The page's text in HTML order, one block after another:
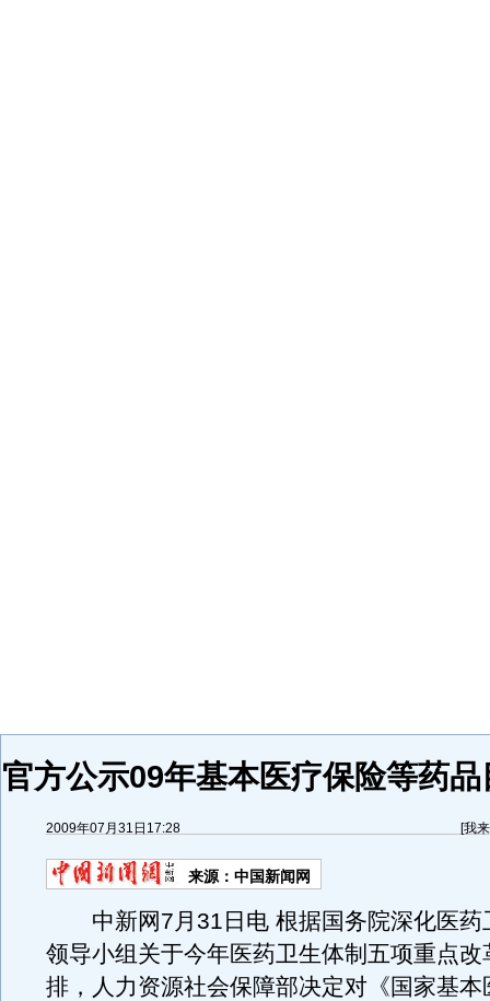
官方公示09年基本医疗保险等药
2009年07月31日17:28 [我
来源： 中国新闻网
中新网7月31日电 根据国务院深化医药
领导小组关于今年医药卫生体制五项重点改
排，人力资源社会保障部决定对《国家基本